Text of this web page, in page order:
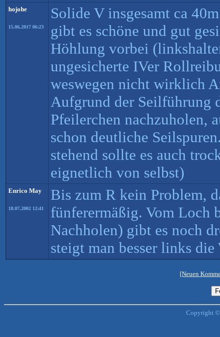
hojohe
15.06.2017 06:23
Solide V insgesamt ca
gibt es schöne und gut
Höhlung vorbei
ungesicherte IVer
weswegen nicht wirklich
Aufgrund der Seilführung
Pfeilerchen nachzuholen,
schon deutliche
stehend sollte es auch
eignetlich von selbst)
Enrico May
18.07.2002 12:41
Bis zum R kein Problem,
fünferermäßig. Vom Loch
Nachholen) gibt es noch
steigt man besser links die
[Neuen
Copyright ©